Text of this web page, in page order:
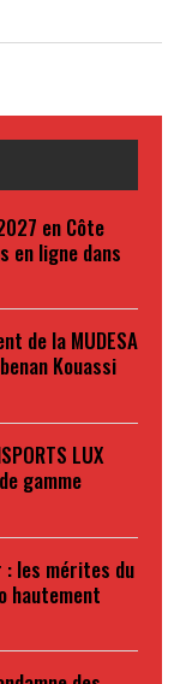
en Côte
en ligne dans
de la MUDESA
Kouassi
LUX
gamme
: les mérites du
hautement